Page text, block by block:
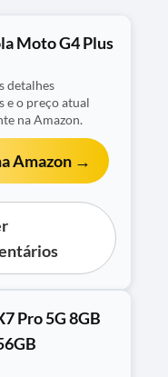
Moto G4 Plus
detalhes
e o preço atual
na Amazon.
Amazon →
Pro 5G 8GB